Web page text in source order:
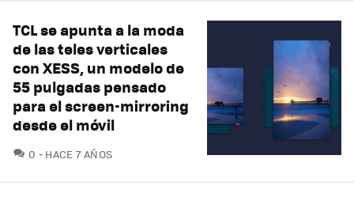
TCL se apunta a la moda
de las teles verticales
con XESS, un modelo de
55 pulgadas pensado
para el screen-mirroring
desde el móvil
0 COMENTARIOS
HACE 7 AÑOS